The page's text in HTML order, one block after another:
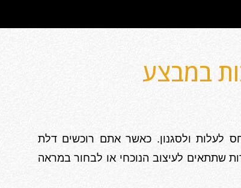
במבצע
לעלות ולסגנון. כאשר אתם רוכשים דלת
שתתאים לעיצוב הנוכחי או לבחור במראה